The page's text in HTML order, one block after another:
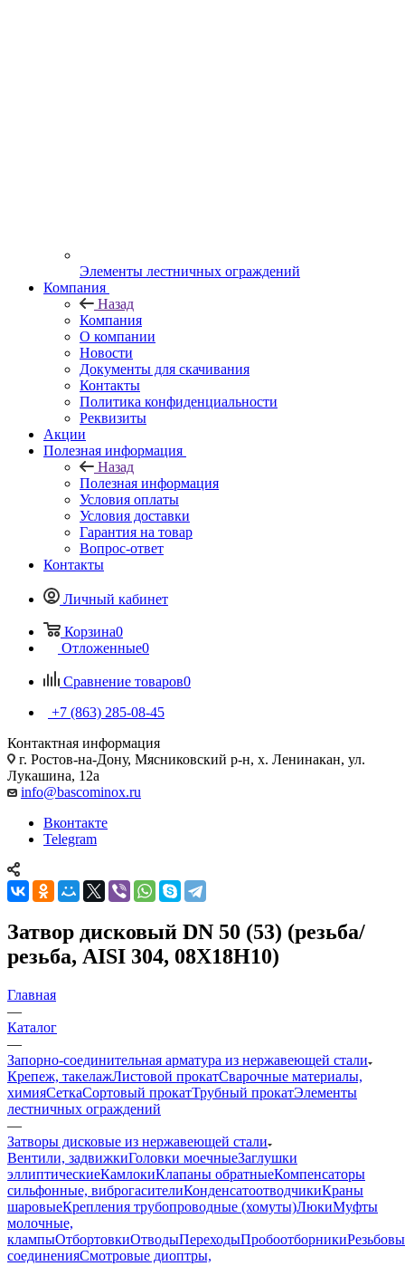
Элементы лестничных ограждений
Компания
Назад
Компания
О компании
Новости
Документы для скачивания
Контакты
Политика конфиденциальности
Реквизиты
Акции
Полезная информация
Назад
Полезная информация
Условия оплаты
Условия доставки
Гарантия на товар
Вопрос-ответ
Контакты
Личный кабинет
Корзина0
Отложенные0
Сравнение товаров0
+7 (863) 285-08-45
Контактная информация
г. Ростов-на-Дону, Мясниковский р-н, х. Ленинакан, ул.
Лукашина, 12а
info@bascominox.ru
Вконтакте
Telegram
Затвор дисковый DN 50 (53) (резьба/
резьба, AISI 304, 08Х18Н10)
Главная
—
Каталог
—
Запорно-соединительная арматура из нержавеющей стали
Крепеж, такелажЛистовой прокатСварочные материалы,
химияСеткаСортовый прокатТрубный прокатЭлементы
лестничных ограждений
—
Затворы дисковые из нержавеющей стали
Вентили, задвижкиГоловки моечныеЗаглушки
эллиптическиеКамлокиКлапаны обратныеКомпенсаторы
сильфонные, виброгасителиКонденсатоотводчикиКраны
шаровыеКрепления трубопроводные (хомуты)ЛюкиМуфты
молочные,
клампыОтбортовкиОтводыПереходыПробоотборники
соединенияСмотровые диоптры,